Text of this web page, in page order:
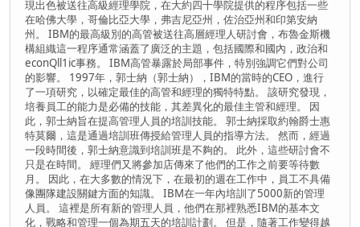
現出色被送往高級經理學院，在大約四十學院提供的程序包括一些
在哈佛大學，哥倫比亞大學，弗吉尼亞州，佐治亞州和印第安納
州。 IBM的最高級別的高管被送往高層經理人研討會，布魯金斯機
構組織這一程序通常涵蓋了廣泛的主題，包括國際和國內，政治和
econQll1ic事務。 IBM高管暴露於局部事件，特別強調它們對公司
的影響。 1997年，郭士納（郭士納），IBM的當時的CEO，進行
了一項研究，以確定最佳的高管和經理的獨特特點。 該研究發現，
培養員工的能力是必備的技能，其差異化的最佳主管和經理。 因
此，郭士納旨在提高管理人員的培訓技能。 郭士納採取約翰爵士惠
特莫爾，這是通過培訓班傳授給管理人員的指導方法。 然而，經過
一段時間後，郭士納意識到培訓班是不夠的。 此外，這些研討會不
只是在時間。 經理們又將參加店傳來了他們的工作之前要等待數
月。 因此，在大多數的情況下，在最初的週在工作中，員工不具備
像團隊建設關鍵方面的知識。 IBM在一年內培訓了5000新的管理
人員。 這裡是所有新的管理人員，他們在那裡熟悉IBM的基本​​文
化，戰略和管理一個為期五天的培訓計劃。 但是，隨著工作變得越